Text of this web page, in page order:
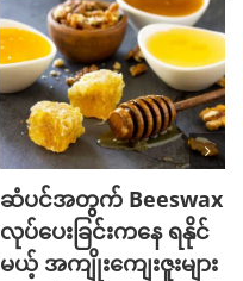
ဆံပင်အတွက် Beeswax
လုပ်ပေးခြင်းကနေ ရနိုင်
မယ့် အကျိုးကျေးဇူးများ